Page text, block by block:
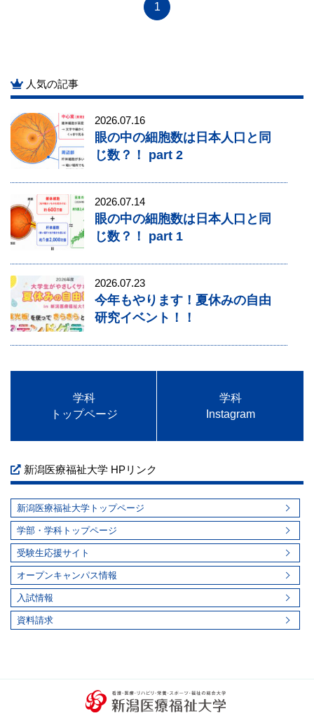
1
人気の記事
2026.07.16
眼の中の細胞数は日本人口と同
じ数？！ part 2
2026.07.14
眼の中の細胞数は日本人口と同
じ数？！ part 1
2026.07.23
今年もやります！夏休みの自由
研究イベント！！
学科
トップページ
学科
Instagram
新潟医療福祉大学 HPリンク
新潟医療福祉大学トップページ
学部・学科トップページ
受験生応援サイト
オープンキャンパス情報
入試情報
資料請求